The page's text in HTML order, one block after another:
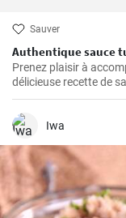
Sauver
Authentique sauce
Prenez plaisir à
délicieuse recette de
cuisine turque.
Iwa